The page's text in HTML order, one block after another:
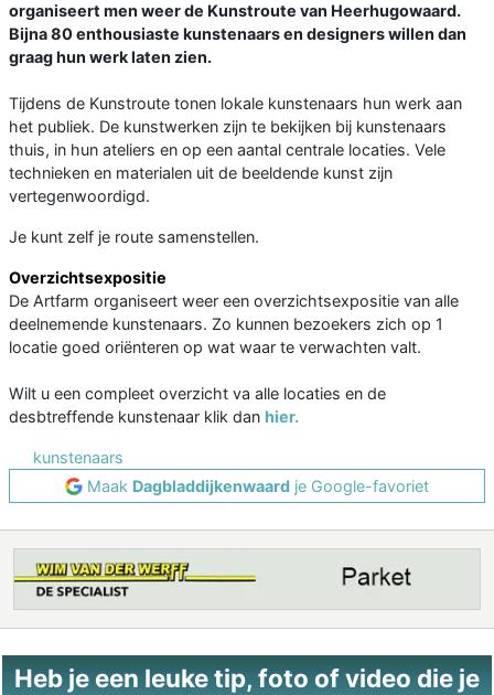
organiseert men weer de Kunstroute van Heerhugowaard.
Bijna 80 enthousiaste kunstenaars en designers willen dan
graag hun werk laten zien.
Tijdens de Kunstroute tonen lokale kunstenaars hun werk aan
het publiek. De kunstwerken zijn te bekijken bij kunstenaars
thuis, in hun ateliers en op een aantal centrale locaties. Vele
technieken en materialen uit de beeldende kunst zijn
vertegenwoordigd.
​Je kunt zelf je route samenstellen.​
Overzichtsexpositie
De Artfarm organiseert weer een overzichtsexpositie van alle
deelnemende kunstenaars. Zo kunnen bezoekers zich op 1
locatie goed oriënteren op wat waar te verwachten valt.
Wilt u een compleet overzicht va alle locaties en de
desbtreffende kunstenaar klik dan hier.
kunstenaars
Maak Dagbladdijkenwaard je Google-favoriet
Heb je een leuke tip, foto of video die je